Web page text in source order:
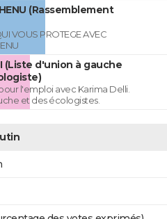
(Rassemblement
VOUS PROTEGE AVEC
(Liste d'union à gauche
l'emploi avec Karima Delli.
et des écologistes.